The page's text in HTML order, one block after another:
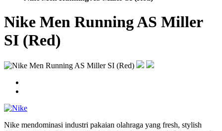
Nike Men Running AS Miller
SI (Red)
Nike mendominasi industri pakaian olahraga yang fresh, stylish